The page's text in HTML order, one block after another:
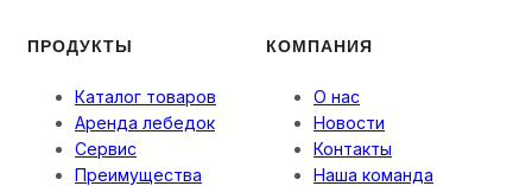
ПРОДУКТЫ
Каталог товаров
Аренда лебедок
Сервис
Преимущества
КОМПАНИЯ
О нас
Новости
Контакты
Наша команда